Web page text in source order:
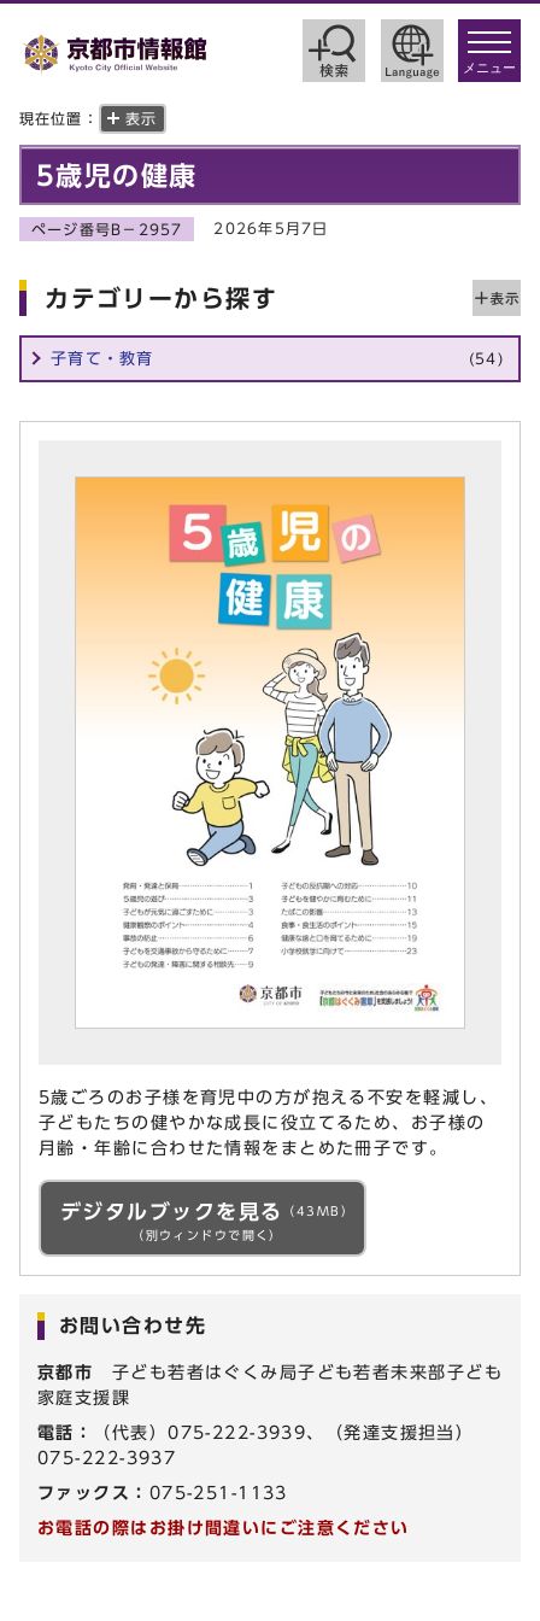
toggle
メニュー
現在位置： 表示
5歳児の健康
ページ番号B－2957 2026年5月7日
カテゴリーから探す
子育て・教育 (54)
5歳ごろのお子様を育児中の方が抱える不安を軽減し、
子どもたちの健やかな成長に役立てるため、お子様の
月齢・年齢に合わせた情報をまとめた冊子です。
デジタルブックを見る
（43MB）
（別ウィンドウで開く）
お問い合わせ先
京都市 子ども若者はぐくみ局子ども若者未来部子ども
家庭支援課
電話：
（代表）075-222-3939、（発達支援担当）
075-222-3937
ファックス： 075-251-1133
お電話の際はお掛け間違いにご注意ください